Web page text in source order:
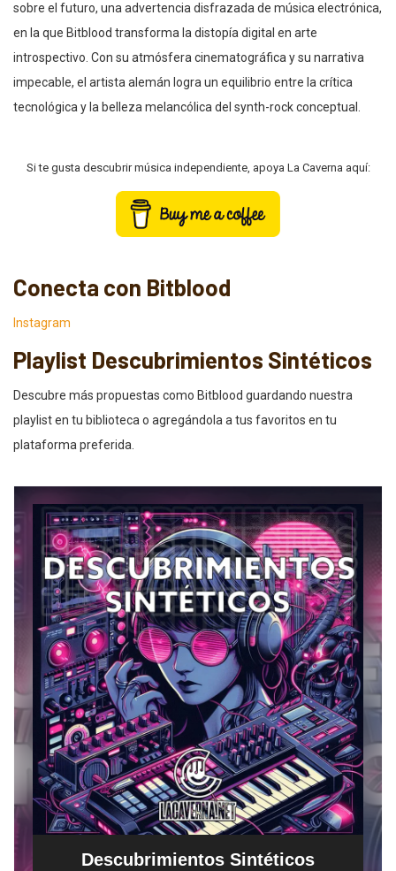
sobre el futuro, una advertencia disfrazada de música electrónica,
en la que Bitblood transforma la distopía digital en arte
introspectivo. Con su atmósfera cinematográfica y su narrativa
impecable, el artista alemán logra un equilibrio entre la crítica
tecnológica y la belleza melancólica del synth-rock conceptual.
Si te gusta descubrir música independiente, apoya La Caverna aquí:
Conecta con Bitblood
Instagram
Playlist Descubrimientos Sintéticos
Descubre más propuestas como Bitblood guardando nuestra
playlist en tu biblioteca o agregándola a tus favoritos en tu
plataforma preferida.